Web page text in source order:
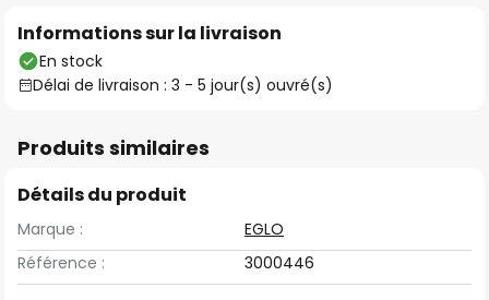
Informations sur la livraison
En stock
Délai de livraison : 3 - 5 jour(s) ouvré(s)
Produits similaires
Détails du produit
Marque :
EGLO
Référence :
3000446